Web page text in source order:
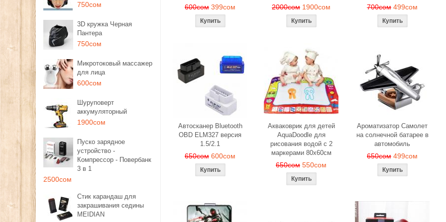
750сом
3D кружка Черная
Пантера
750сом
Микротоковый массажер
для лица
600сом
Шуруповерт
аккумуляторный
1900сом
Пуско зарядное
устройство -
Компрессор - Повербанк
3 в 1
2500сом
Стик карандаш для
закрашивания седины
MEIDIAN
600сом 399сом 2000сом 1900сом 700сом 499сом
Автосканер Bluetooth
OBD ELM327 версия
1.5/2.1
650сом 600сом
Акваковрик для детей
AquaDoodle для
рисования водой с 2
маркерами 80х60см
650сом 550сом
Ароматизатор Самолет
на солнечной батарее в
автомобиль
650сом 499сом